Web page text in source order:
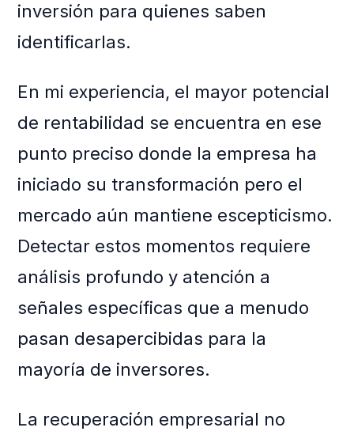
inversión para quienes saben
identificarlas.
En mi experiencia, el mayor potencial
de rentabilidad se encuentra en ese
punto preciso donde la empresa ha
iniciado su transformación pero el
mercado aún mantiene escepticismo.
Detectar estos momentos requiere
análisis profundo y atención a
señales específicas que a menudo
pasan desapercibidas para la
mayoría de inversores.
La recuperación empresarial no